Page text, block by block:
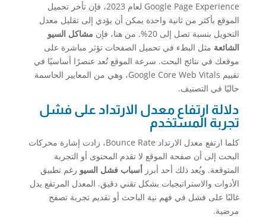
Google Page Experience لعام 2023، فإن تأخر تحميل
الموقع بأكثر من ثانية واحدة يمكن أن يؤدي إلى تقليل معدل
التحويل بنسبة تصل إلى 20%. من هنا، فإن
مشاكل السيو
الشائعة مثل البطء في تحميل الصفحات تؤثر مباشرة على
موقعك في نتائج البحث. سرعة الموقع تُعد عنصرًا أساسيًا في
تقييم Google Core Web Vitals، وهي من المعايير الحاسمة
حاليًا في التصنيف.
دلالة ارتفاع معدل الارتداد على فشل
تجربة المستخدم
كلما ارتفع معدل الارتداد Bounce Rate، زادت إشارة محركات
البحث إلى أن صفحة الموقع لا تقدم المحتوى أو التجربة
المتوقعة. ويُعد ذلك أحد أبرز أسباب فشل السيو رغم تطبيق
الأدوات والاستراتيجيات بشكل تقني دقيق. المعدل المرتفع يدل
غالبًا على فشل في فهم نية الباحث أو تقديم تجربة تصفح
مرضية.